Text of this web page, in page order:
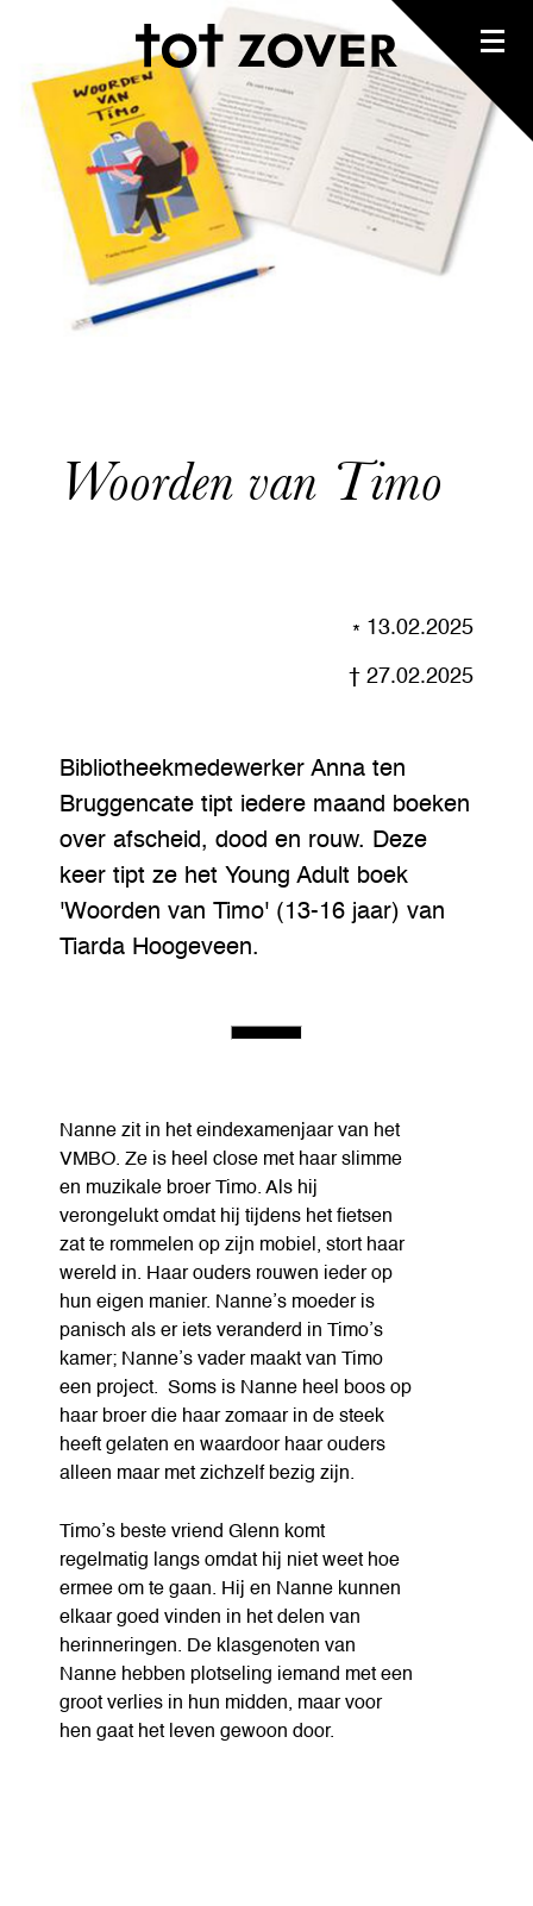
Woorden van Timo
13.02.2025
27.02.2025
Bibliotheekmedewerker Anna ten
Bruggencate tipt iedere maand boeken
over afscheid, dood en rouw. Deze
keer tipt ze het Young Adult boek
'Woorden van Timo' (13-16 jaar) van
Tiarda Hoogeveen.
Nanne zit in het eindexamenjaar van het
VMBO. Ze is heel close met haar slimme
en muzikale broer Timo. Als hij
verongelukt omdat hij tijdens het fietsen
zat te rommelen op zijn mobiel, stort haar
wereld in. Haar ouders rouwen ieder op
hun eigen manier. Nanne’s moeder is
panisch als er iets veranderd in Timo’s
kamer; Nanne’s vader maakt van Timo
een project. Soms is Nanne heel boos op
haar broer die haar zomaar in de steek
heeft gelaten en waardoor haar ouders
alleen maar met zichzelf bezig zijn.
Timo’s beste vriend Glenn komt
regelmatig langs omdat hij niet weet hoe
ermee om te gaan. Hij en Nanne kunnen
elkaar goed vinden in het delen van
herinneringen. De klasgenoten van
Nanne hebben plotseling iemand met een
groot verlies in hun midden, maar voor
hen gaat het leven gewoon door.